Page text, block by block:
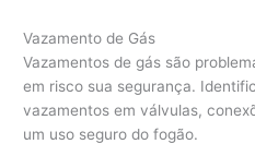
Vazamento de Gás
Vazamentos de gás são
em risco sua segurança.
vazamentos em válvulas,
um uso seguro do fogão.